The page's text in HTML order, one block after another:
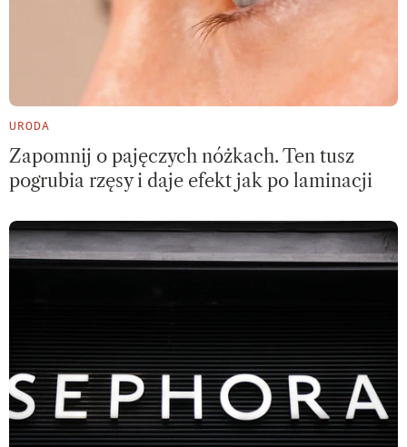
URODA
Zapomnij o pajęczych nóżkach. Ten tusz
pogrubia rzęsy i daje efekt jak po laminacji